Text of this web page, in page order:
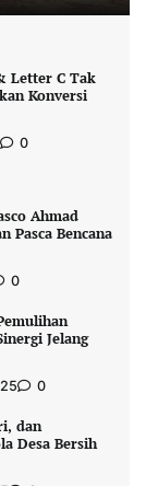
Letter C Tak
Konversi
0
Ahmad
Pasca Bencana
0
Jelang
0
dan
Desa Bersih